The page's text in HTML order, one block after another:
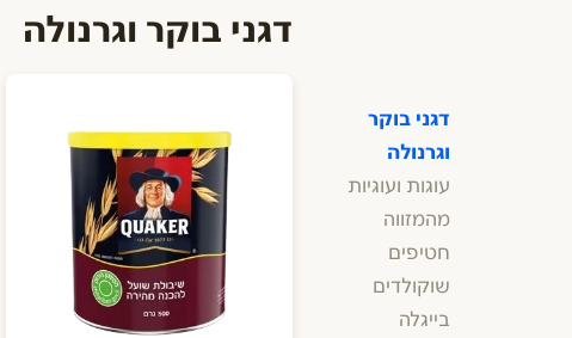
דגני בוקר
וגרנולה
עוגות ועוגיות
מהמזווה
חטיפים
שוקולדים
בייגלה
דגני בוקר וגרנולה